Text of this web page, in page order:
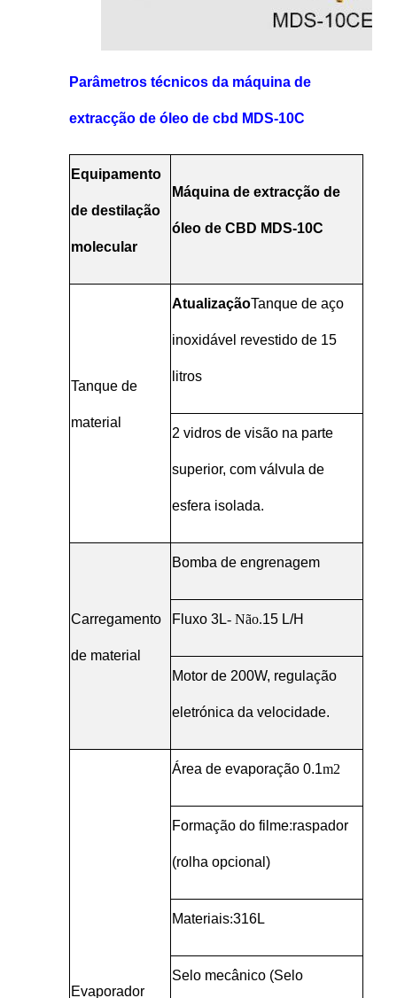
Parâmetros técnicos da máquina de
extracção de óleo de cbd MDS-10C
Equipamento
de destilação
molecular
Máquina de extracção de
óleo de CBD MDS-10C
Tanque de
material
AtualizaçãoTanque de aço
inoxidável revestido de 15
litros
2 vidros de visão na parte
superior, com válvula de
esfera isolada.
Carregamento
de material
Bomba de engrenagem
Fluxo 3L- Não.15 L/H
Motor de 200W, regulação
eletrónica da velocidade.
Evaporador
Área de evaporação 0.1m2
Formação do filme:raspador
(rolha opcional)
Materiais:316L
Selo mecânico (Selo